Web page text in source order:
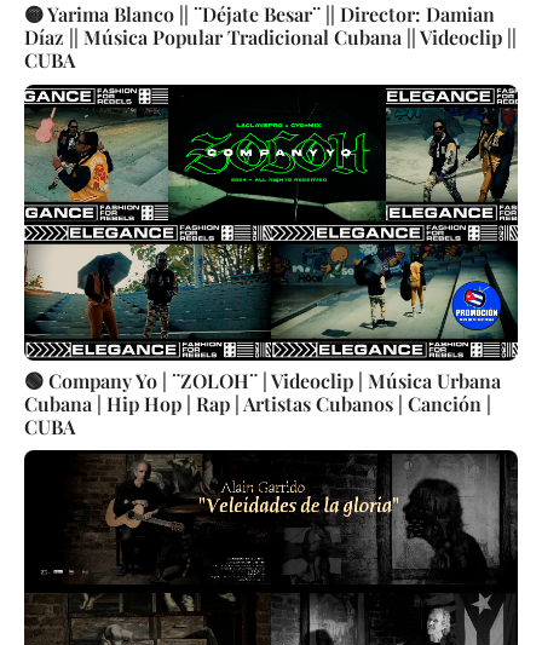
🟡 Yarima Blanco || ¨Déjate Besar¨ || Director: Damian
Díaz || Música Popular Tradicional Cubana || Videoclip ||
CUBA
🟢 Company Yo | ¨ZOLOH¨ | Videoclip | Música Urbana
Cubana | Hip Hop | Rap | Artistas Cubanos | Canción |
CUBA